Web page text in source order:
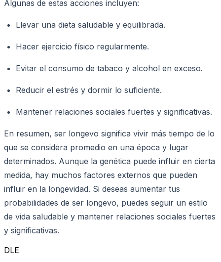
Algunas de estas acciones incluyen:
Llevar una dieta saludable y equilibrada.
Hacer ejercicio físico regularmente.
Evitar el consumo de tabaco y alcohol en exceso.
Reducir el estrés y dormir lo suficiente.
Mantener relaciones sociales fuertes y significativas.
En resumen, ser longevo significa vivir más tiempo de lo
que se considera promedio en una época y lugar
determinados. Aunque la genética puede influir en cierta
medida, hay muchos factores externos que pueden
influir en la longevidad. Si deseas aumentar tus
probabilidades de ser longevo, puedes seguir un estilo
de vida saludable y mantener relaciones sociales fuertes
y significativas.
DLE